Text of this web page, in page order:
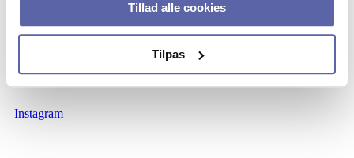
Tillad alle cookies
Tilpas
Instagram